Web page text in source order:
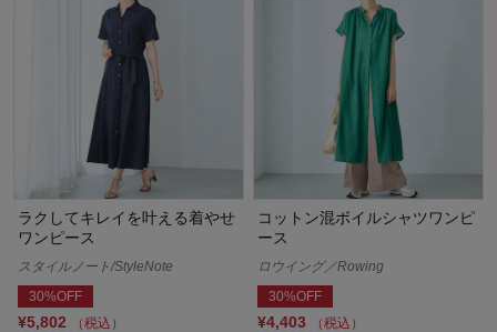
ラクしてキレイを叶える着やせ
ワンピース
スタイルノート/StyleNote
30%OFF
¥5,802
（税込）
コットン混ボイルシャツワンピ
ース
ロウイング／Rowing
30%OFF
¥4,403
（税込）